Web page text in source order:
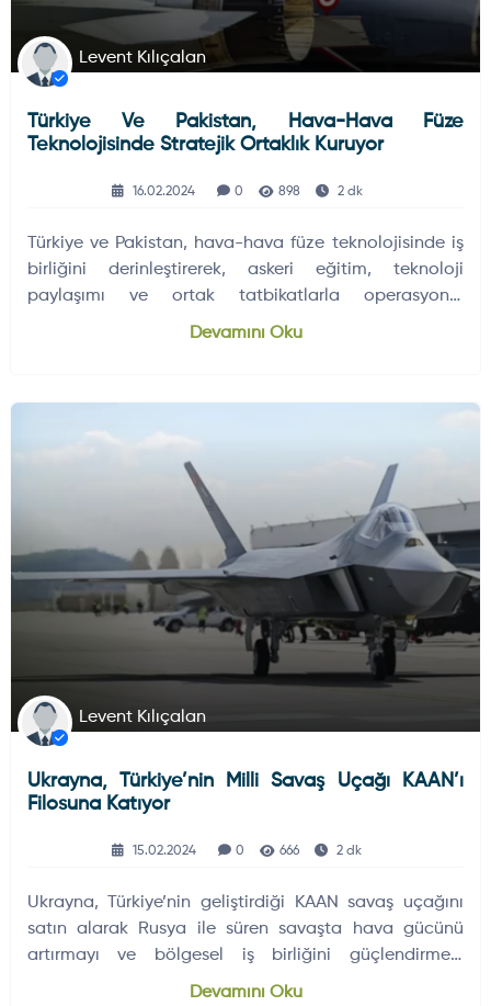
Levent Kılıçalan
Türkiye Ve Pakistan, Hava-Hava Füze
Teknolojisinde Stratejik Ortaklık Kuruyor
16.02.2024 0 898 2 dk
Türkiye ve Pakistan, hava-hava füze teknolojisinde iş
birliğini derinleştirerek, askeri eğitim, teknoloji
paylaşımı ve ortak tatbikatlarla operasyonel
kabiliyetlerini artırmayı hedefliyor.
Devamını Oku
Levent Kılıçalan
Ukrayna, Türkiye’nin Milli Savaş Uçağı KAAN’ı
Filosuna Katıyor
15.02.2024 0 666 2 dk
Ukrayna, Türkiye’nin geliştirdiği KAAN savaş uçağını
satın alarak Rusya ile süren savaşta hava gücünü
artırmayı ve bölgesel iş birliğini güçlendirmeyi
Devamını Oku